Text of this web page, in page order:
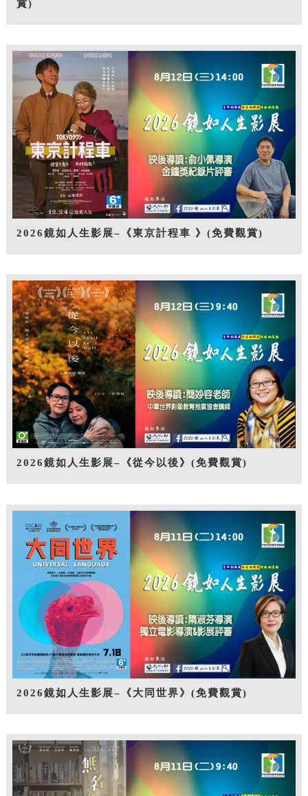
賞)
2026鏡如人生影展–《東京計程車 》(免費觀賞)
2026鏡如人生影展–《從今以後》(免費觀賞)
2026鏡如人生影展–《大同世界》(免費觀賞)